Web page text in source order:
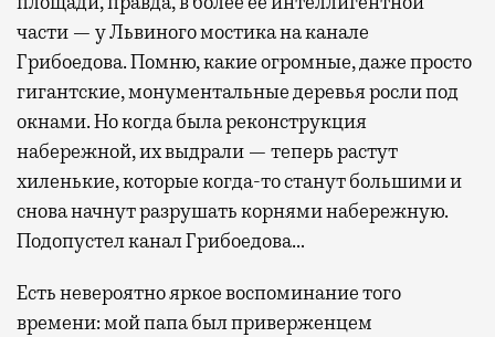
части — у Львиного мостика на канале
Грибоедова. Помню, какие огромные, даже просто
гигантские, монументальные деревья росли под
окнами. Но когда была реконструкция
набережной, их выдрали — теперь растут
хиленькие, которые когда-то станут большими и
снова начнут разрушать корнями набережную.
Подопустел канал Грибоедова…
Есть невероятно яркое воспоминание того
времени: мой папа был приверженцем